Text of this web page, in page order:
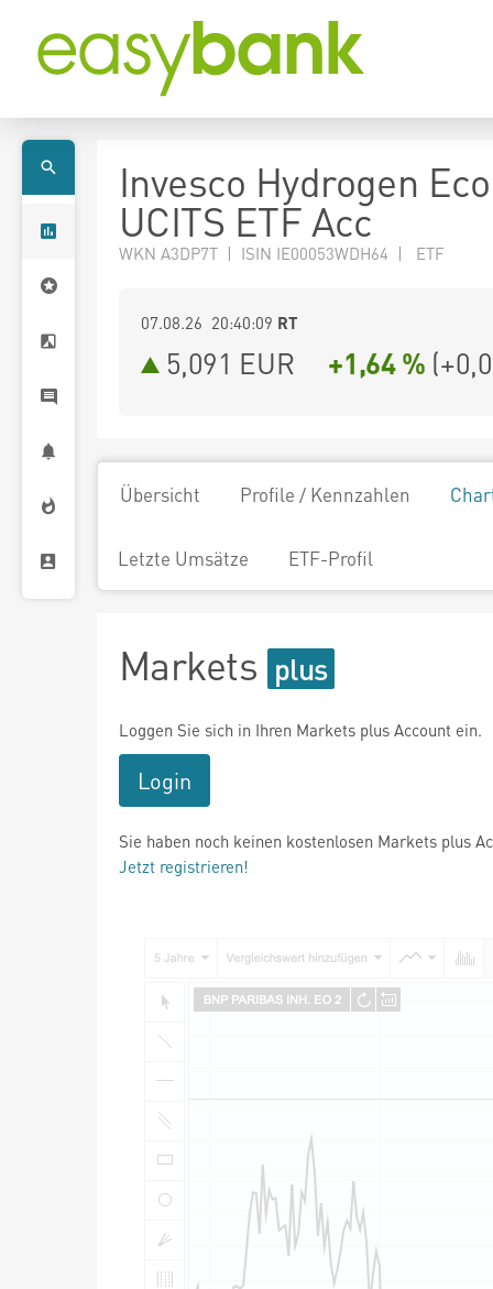
Invesco Hydrogen
UCITS ETF Acc
WKN A3DP7T | ISIN IE00053WDH64 | ETF
07.08.26 20:40:09 RT
5,091 EUR +1,64 % (
Übersicht Profile / Kennzahlen
Letzte Umsätze ETF-Profil
Markets
Loggen Sie sich in Ihren Markets plus Account ein.
Login
Sie haben noch keinen kostenlosen Markets plus
Jetzt registrieren!